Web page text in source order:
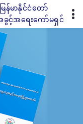
န်မာနိုင်ငံတော်
ခွင့်အရေးကော်မရှင်